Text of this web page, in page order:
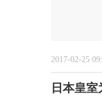
2017-02-25
日本皇